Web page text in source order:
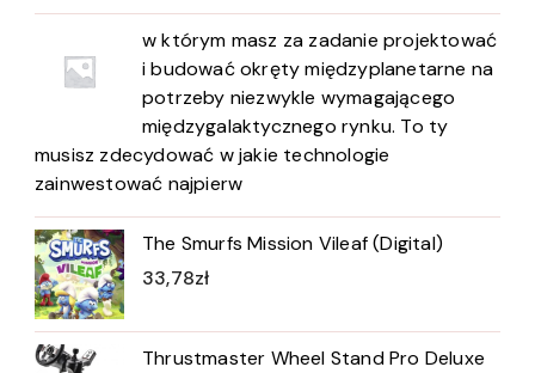
w którym masz za zadanie projektować
i budować okręty międzyplanetarne na
potrzeby niezwykle wymagającego
międzygalaktycznego rynku. To ty
musisz zdecydować w jakie technologie
zainwestować najpierw
The Smurfs Mission Vileaf (Digital)
33,78zł
Thrustmaster Wheel Stand Pro Deluxe